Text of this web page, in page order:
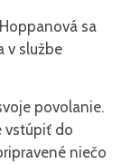
sa
v službe
povolanie.
vstúpiť do
niečo